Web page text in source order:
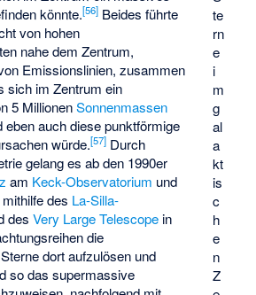
te
rn
e
i
m
g
al
a
kt
is
c
h
e
n
Z
könnte.[56] Beides führte
von hohen
nahe dem Zentrum,
Emissionslinien, zusammen
sich im Zentrum ein
5 MillionenSonnenmassen
eben auch diese punktförmige
würde.[57] Durch
gelang es ab den 1990er
am Keck-Observatorium und
mithilfe des La-Silla-
desVery Large Telescope in
die
dort aufzulösen und
so das supermassive